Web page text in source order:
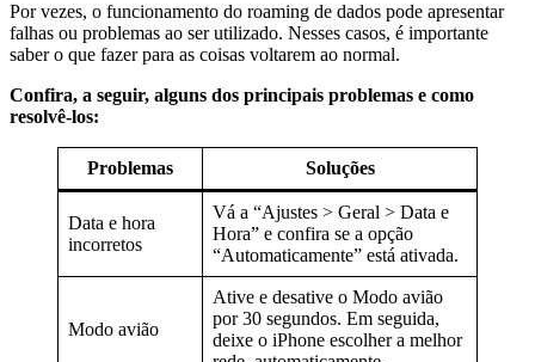
Por vezes, o funcionamento do roaming de dados pode apresentar
falhas ou problemas ao ser utilizado. Nesses casos, é importante
saber o que fazer para as coisas voltarem ao normal.
Confira, a seguir, alguns dos principais problemas e como
resolvê-los:
Problemas Soluções
Data e hora
incorretos
Vá a “Ajustes > Geral > Data e
Hora” e confira se a opção
“Automaticamente” está ativada.
Modo avião
Ative e desative o Modo avião
por 30 segundos. Em seguida,
deixe o iPhone escolher a melhor